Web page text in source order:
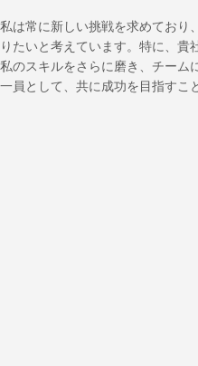
私は常に新しい挑戦を求めており
りたいと考えています。特に、貴
私のスキルをさらに磨き、チーム
一員として、共に成功を目指すこ